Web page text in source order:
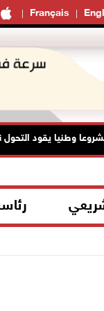
Français
وطنيا يقود التحول